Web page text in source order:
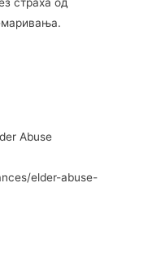
Abuse
elder-abuse-